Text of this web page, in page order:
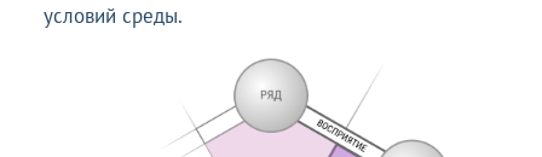
условий среды.